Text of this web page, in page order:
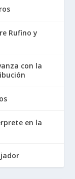
Rufino y
con la
en la